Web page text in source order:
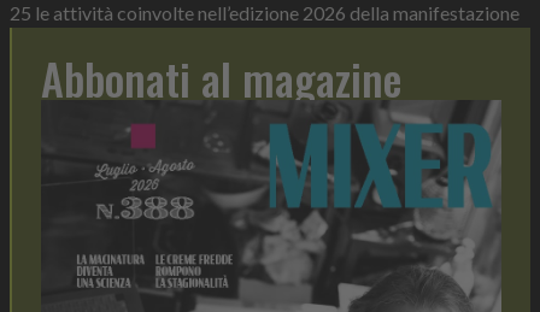
25 le attività coinvolte nell’edizione 2026 della manifestazione
Abbonati al magazine